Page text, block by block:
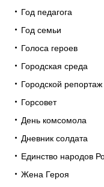
Год педагога
Год семьи
Голоса героев
Городская среда
Городской репортаж
Горсовет
День комсомола
Дневник солдата
Единство народов
Жена Героя